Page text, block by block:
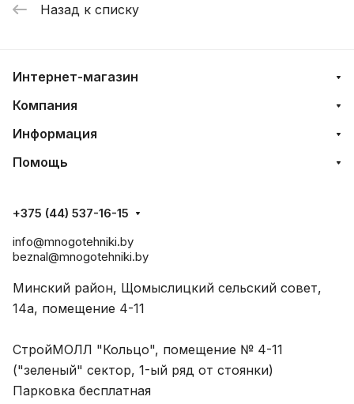
Назад к списку
Интернет-магазин
Компания
Информация
Помощь
+375 (44) 537-16-15
info@mnogotehniki.by
beznal@mnogotehniki.by
Минский район, Щомыслицкий сельский совет,
14а, помещение 4-11
СтройМОЛЛ "Кольцо", помещение № 4-11
("зеленый" сектор, 1-ый ряд от стоянки)
Парковка бесплатная